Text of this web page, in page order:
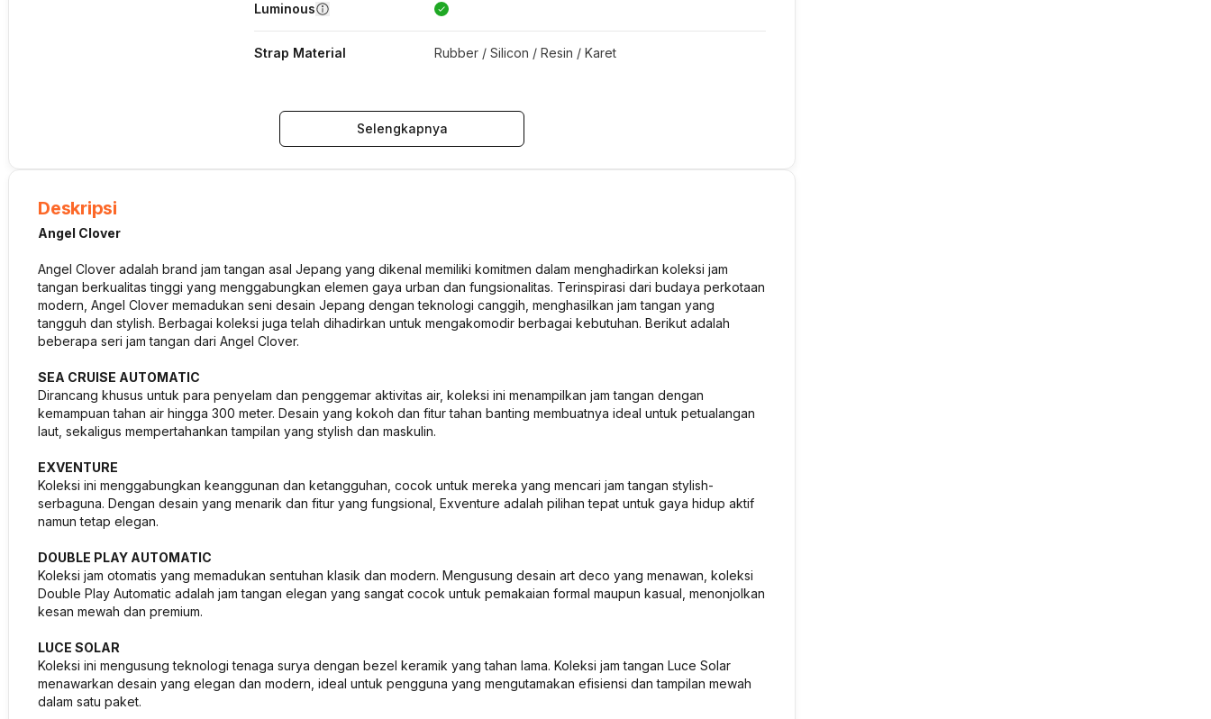
Luminous
Strap Material Rubber / Silicon / Resin / Karet
Selengkapnya
Deskripsi
Angel Clover
Angel Clover adalah brand jam tangan asal Jepang yang dikenal memiliki komitmen dalam menghadirkan koleksi jam
tangan berkualitas tinggi yang menggabungkan elemen gaya urban dan fungsionalitas. Terinspirasi dari budaya perkotaan
modern, Angel Clover memadukan seni desain Jepang dengan teknologi canggih, menghasilkan jam tangan yang
tangguh dan stylish. Berbagai koleksi juga telah dihadirkan untuk mengakomodir berbagai kebutuhan. Berikut adalah
beberapa seri jam tangan dari Angel Clover.
SEA CRUISE AUTOMATIC
Dirancang khusus untuk para penyelam dan penggemar aktivitas air, koleksi ini menampilkan jam tangan dengan
kemampuan tahan air hingga 300 meter. Desain yang kokoh dan fitur tahan banting membuatnya ideal untuk petualangan
laut, sekaligus mempertahankan tampilan yang stylish dan maskulin.
EXVENTURE
Koleksi ini menggabungkan keanggunan dan ketangguhan, cocok untuk mereka yang mencari jam tangan stylish-
serbaguna. Dengan desain yang menarik dan fitur yang fungsional, Exventure adalah pilihan tepat untuk gaya hidup aktif
namun tetap elegan.
DOUBLE PLAY AUTOMATIC
Koleksi jam otomatis yang memadukan sentuhan klasik dan modern. Mengusung desain art deco yang menawan, koleksi
Double Play Automatic adalah jam tangan elegan yang sangat cocok untuk pemakaian formal maupun kasual, menonjolkan
kesan mewah dan premium.
LUCE SOLAR
Koleksi ini mengusung teknologi tenaga surya dengan bezel keramik yang tahan lama. Koleksi jam tangan Luce Solar
menawarkan desain yang elegan dan modern, ideal untuk pengguna yang mengutamakan efisiensi dan tampilan mewah
dalam satu paket.